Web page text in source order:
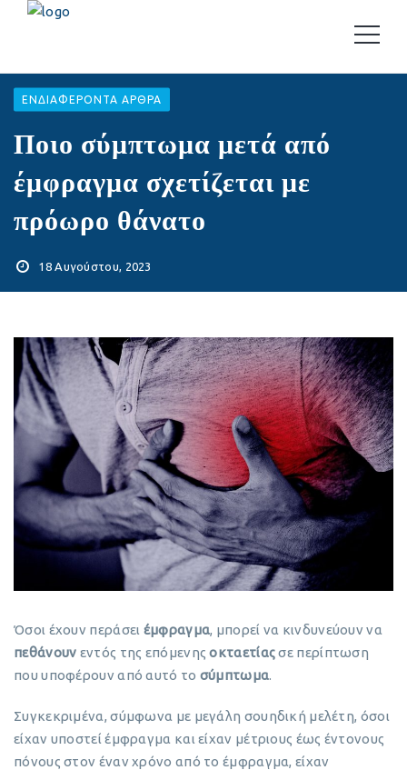
EΝΔΙΑΦΈΡΟΝΤΑ ΆΡΘΡΑ
Ποιο σύμπτωμα μετά από
έμφραγμα σχετίζεται με
πρόωρο θάνατο
18 Αυγούστου, 2023
Όσοι έχουν περάσει έμφραγμα, μπορεί να κινδυνεύουν να
πεθάνουν εντός της επόμενηςοκταετίαςσε περίπτωση
που υποφέρουν από αυτό το σύμπτωμα.
Συγκεκριμένα, σύμφωνα με μεγάλη σουηδική μελέτη, όσοι
είχαν υποστεί έμφραγμα και είχαν μέτριους έως έντονους
πόνους στον έναν χρόνο από το έμφραγμα, είχαν